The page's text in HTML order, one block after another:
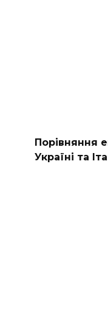
Порівняння
Україні та